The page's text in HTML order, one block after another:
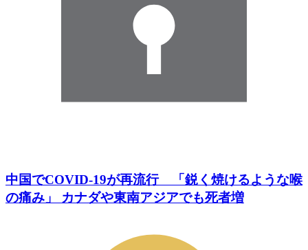
中国でCOVID-19が再流行 「鋭く焼けるような喉
の痛み」 カナダや東南アジアでも死者増